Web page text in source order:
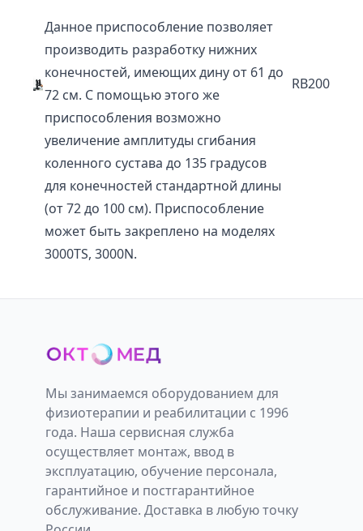
Данное приспособление позволяет
производить разработку нижних
конечностей, имеющих дину от 61 до
72 см. С помощью этого же
приспособления возможно
увеличение амплитуды сгибания
коленного сустава до 135 градусов
для конечностей стандартной длины
(от 72 до 100 см). Приспособление
может быть закреплено на моделях
3000TS, 3000N.
RB200
Мы занимаемся оборудованием для
физиотерапии и реабилитации с 1996
года. Наша сервисная служба
осуществляет монтаж, ввод в
эксплуатацию, обучение персонала,
гарантийное и постгарантийное
обслуживание. Доставка в любую точку